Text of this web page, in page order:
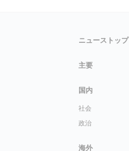
ニューストップ
主要
国内
社会
政治
海外